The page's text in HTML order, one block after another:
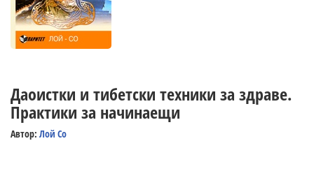
Даоистки и тибетски техники за здраве.
Практики за начинаещи
Автор: Лой Со